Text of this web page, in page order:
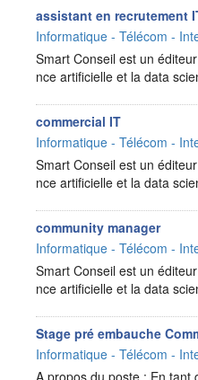
assistant en recrutement
Informatique - Télécom -
Smart Conseil est un
nce artificielle et la data
commercial IT
Informatique - Télécom -
Smart Conseil est un
nce artificielle et la data
community manager
Informatique - Télécom -
Smart Conseil est un
nce artificielle et la data
Stage pré embauche
Informatique - Télécom -
A propos du poste : En